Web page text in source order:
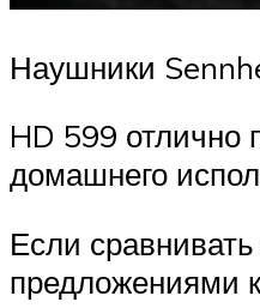
Наушники
HD 599 отлично
домашнего
Если
предложениями